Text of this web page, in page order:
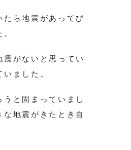
たら地震があってび
震がないと思ってい
ました。
うと固まっていまし
な地震がきたとき自